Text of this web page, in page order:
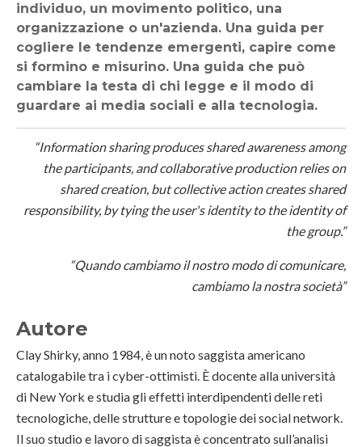
individuo, un movimento politico, una
organizzazione o un'azienda. Una guida per
cogliere le tendenze emergenti, capire come
si formino e misurino. Una guida che può
cambiare la testa di chi legge e il modo di
guardare ai media sociali e alla tecnologia.
“Information sharing produces shared awareness among
the participants, and collaborative production relies on
shared creation, but collective action creates shared
responsibility, by tying the user's identity to the identity of
the group.”
“Quando cambiamo il nostro modo di comunicare,
cambiamo la nostra società”
Autore
Clay Shirky, anno 1984, è un noto saggista americano
catalogabile tra i cyber-ottimisti. È docente alla università
di New York e studia gli effetti interdipendenti delle reti
tecnologiche, delle strutture e topologie dei social network.
Il suo studio e lavoro di saggista è concentrato sull’analisi